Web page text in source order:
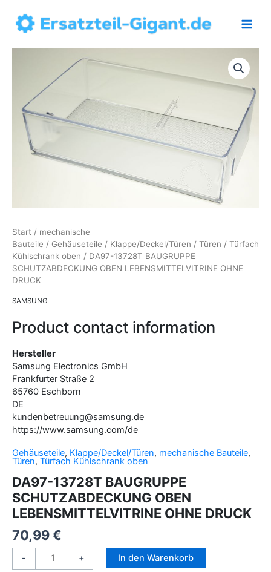
Inhalt
springen
Start / mechanische
Bauteile / Gehäuseteile / Klappe/Deckel/Türen / Türen / Türfach
Kühlschrank oben / DA97-13728T BAUGRUPPE
SCHUTZABDECKUNG OBEN LEBENSMITTELVITRINE OHNE
DRUCK
SAMSUNG
Product contact information
Hersteller
Samsung Electronics GmbH
Frankfurter Straße 2
65760 Eschborn
DE
kundenbetreuung@samsung.de
https://www.samsung.com/de
Gehäuseteile, Klappe/Deckel/Türen, mechanische Bauteile,
Türen, Türfach Kühlschrank oben
DA97-13728T BAUGRUPPE
SCHUTZABDECKUNG OBEN
LEBENSMITTELVITRINE OHNE DRUCK
70,99€
- + In den Warenkorb